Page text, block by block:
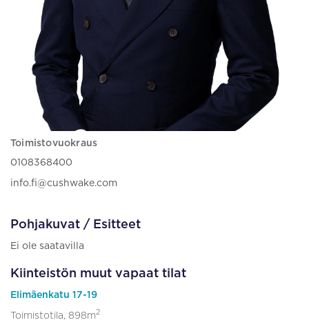
Toimistovuokraus
0108368400
info.fi@cushwake.com
Pohjakuvat / Esitteet
Ei ole saatavilla
Kiinteistön muut vapaat tilat
Elimäenkatu 17-19
Toimistotila, 898m2